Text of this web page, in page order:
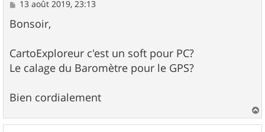
M
s
s
g
e
13 août 2019, 23:13
Bonsoir,
CartoExploreur c'est un soft pour PC?
Le calage du Baromètre pour le GPS?
Bien cordialement
a